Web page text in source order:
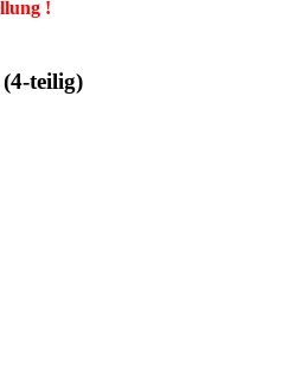
!
teilig)